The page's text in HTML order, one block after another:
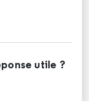
utile ?